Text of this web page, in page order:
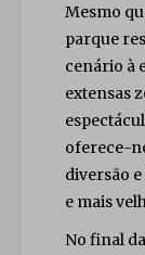
Mesmo
parque
cenário à
extensas
oferece-
diversão
e mais
No final